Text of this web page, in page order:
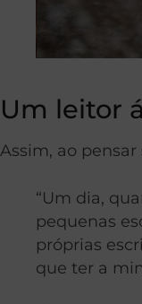
Um leitor
Assim, ao
“Um dia,
pequenas
próprias
que ter a